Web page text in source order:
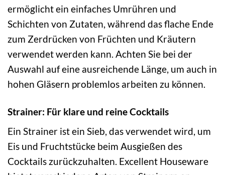
ermöglicht ein einfaches Umrühren und
Schichten von Zutaten, während das flache Ende
zum Zerdrücken von Früchten und Kräutern
verwendet werden kann. Achten Sie bei der
Auswahl auf eine ausreichende Länge, um auch in
hohen Gläsern problemlos arbeiten zu können.
Strainer: Für klare und reine Cocktails
Ein Strainer ist ein Sieb, das verwendet wird, um
Eis und Fruchtstücke beim Ausgießen des
Cocktails zurückzuhalten. Excellent Houseware